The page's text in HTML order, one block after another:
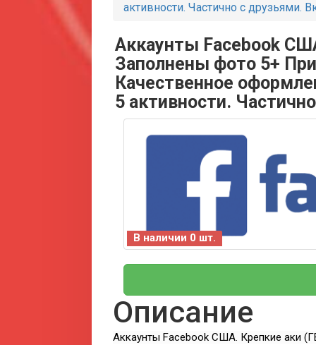
активности. Частично с друзьями.
Аккаунты Facebook
Заполнены фото 5+
Качественное
5 активности.
В наличии 0 шт.
Описание
Аккаунты Facebook США. Крепкие аки